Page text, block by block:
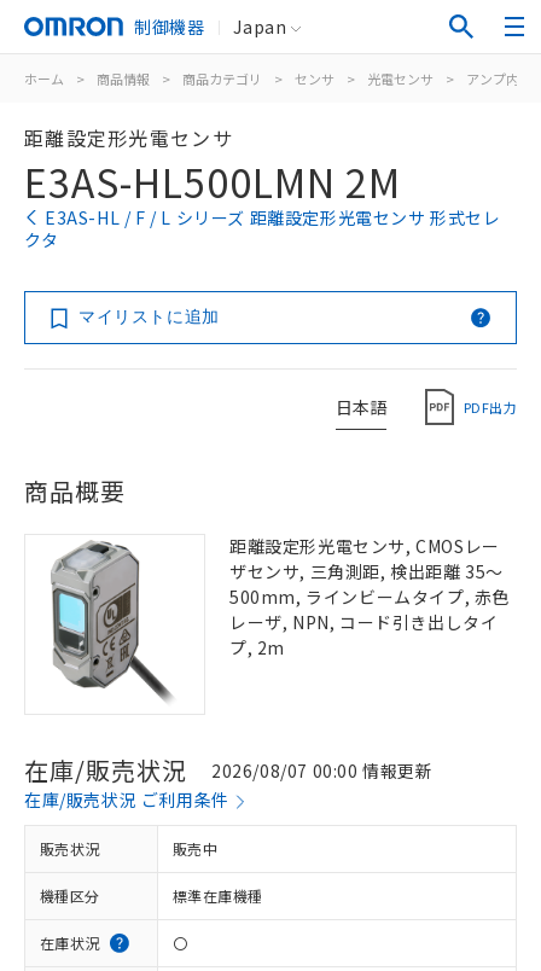
制御機器 Japan
ホーム > 商品情報 > 商品カテゴリ > センサ > 光電センサ > アンプ内蔵
距離設定形光電センサ
E3AS-HL500LMN 2M
E3AS-HL / F / L シリーズ 距離設定形光電センサ 形式セレ
クタ
マイリストに追加
日本語 PDF出力
商品概要
距離設定形光電センサ, CMOSレー
ザセンサ, 三角測距, 検出距離 35～
500mm, ラインビームタイプ, 赤色
レーザ, NPN, コード引き出しタイ
プ, 2m
在庫/販売状況
2026/08/07 00:00 情報更新
在庫/販売状況 ご利用条件
販売状況 販売中
機種区分 標準在庫機種
在庫状況 〇